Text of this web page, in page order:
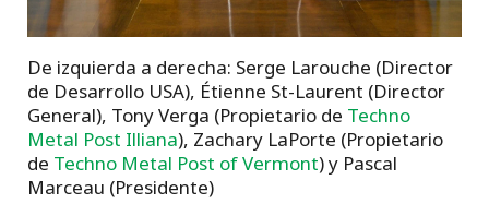
De izquierda a derecha: Serge Larouche (Director
de Desarrollo USA), Étienne St-Laurent (Director
General), Tony Verga (Propietario de Techno
Metal Post Illiana), Zachary LaPorte (Propietario
de Techno Metal Post of Vermont) y Pascal
Marceau (Presidente)